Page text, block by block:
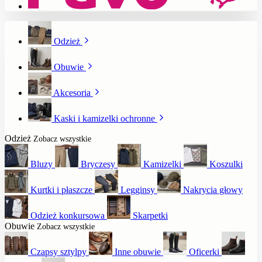
Odzież
Obuwie
Akcesoria
Kaski i kamizelki ochronne
Odzież Zobacz wszystkie
Bluzy Bryczesy Kamizelki Koszulki
Kurtki i płaszcze Legginsy Nakrycia głowy
Odzież konkursowa
Skarpetki
Obuwie Zobacz wszystkie
Czapsy sztylpy Inne obuwie Oficerki